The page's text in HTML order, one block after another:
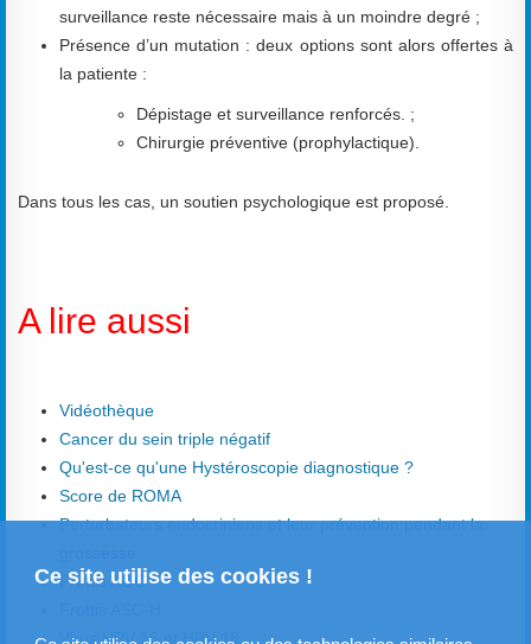
Ce site utilise des cookies !
surveillance reste nécessaire mais à un moindre degré ;
Présence d’un mutation : deux options sont alors offertes à
la patiente :
Dépistage et surveillance renforcés. ;
Chirurgie préventive (prophylactique).
Dans tous les cas, un soutien psychologique est proposé.
A lire aussi
Vidéothèque
Cancer du sein triple négatif
Qu'est-ce qu'une Hystéroscopie diagnostique ?
Score de ROMA
Perturbateurs endocriniens et leur prévention pendant la
Frottis AGC
Virus HPV 16 et HPV 18